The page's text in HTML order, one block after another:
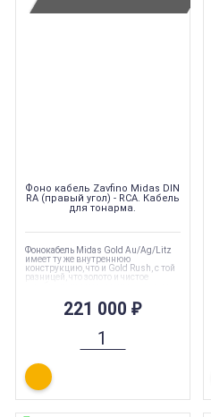
Фоно кабель Zavfino Midas DIN
RA (правый угол) - RCA. Кабель
для тонарма.
Фонокабель Midas Gold Au/Ag/Litz
имеет ту же внутреннюю
конструкцию, что и Gold Rush, с той
разницей, что золото и чистое
конструкции «литц». «Литц»
улучшает звучание в
делает его более захватывающим,
классической музыки.
221 000₽